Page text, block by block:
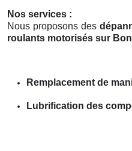
Nos services :
Nous proposons des
roulants motorisés sur
Remplacement de
Lubrification des